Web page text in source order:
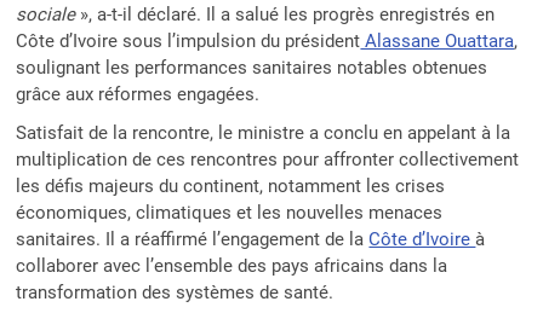
sociale», a-t-il déclaré. Il a salué les progrès enregistrés en
Côte d’Ivoire sous l’impulsion du président Alassane Ouattara,
soulignant les performances sanitaires notables obtenues
grâce aux réformes engagées.
Satisfait de la rencontre, le ministre a conclu en appelant à la
multiplication de ces rencontres pour affronter collectivement
les défis majeurs du continent, notamment les crises
économiques, climatiques et les nouvelles menaces
sanitaires. Il a réaffirmé l’engagement de laCôte d’Ivoireà
collaborer avec l’ensemble des pays africains dans la
transformation des systèmes de santé.